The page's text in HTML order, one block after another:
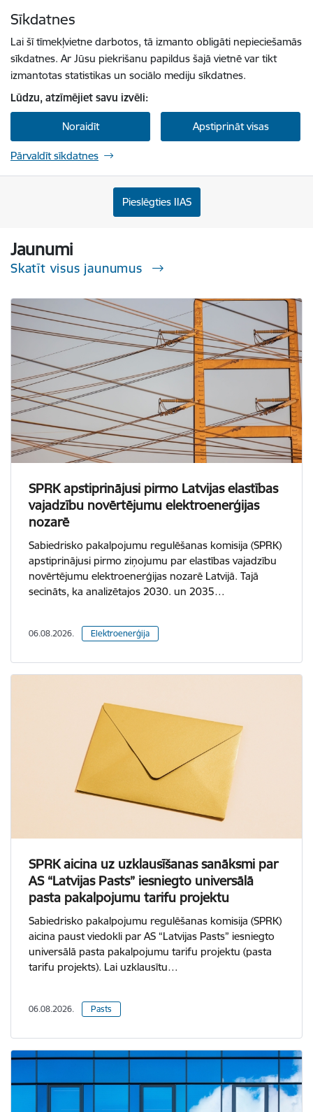
Sīkdatnes
Lai šī tīmekļvietne darbotos, tā izmanto obligāti nepieciešamās
sīkdatnes. Ar Jūsu piekrišanu papildus šajā vietnē var tikt
izmantotas statistikas un sociālo mediju sīkdatnes.
Lūdzu, atzīmējiet savu izvēli:
Noraidīt Apstiprināt visas
Pārvaldīt sīkdatnes
Sabiedrisko pakalpojumu regulēšanas
Pieslēgties IIAS
Jaunumi
Skatīt visus jaunumus
SPRK apstiprinājusi pirmo Latvijas elastības
vajadzību novērtējumu elektroenerģijas
nozarē
Sabiedrisko pakalpojumu regulēšanas komisija (SPRK)
apstiprinājusi pirmo ziņojumu par elastības vajadzību
novērtējumu elektroenerģijas nozarē Latvijā. Tajā
secināts, ka analizētajos 2030. un 2035…
06.08.2026. Elektroenerģija
SPRK aicina uz uzklausīšanas sanāksmi par
AS “Latvijas Pasts” iesniegto universālā
pasta pakalpojumu tarifu projektu
Sabiedrisko pakalpojumu regulēšanas komisija (SPRK)
aicina paust viedokli par AS “Latvijas Pasts” iesniegto
universālā pasta pakalpojumu tarifu projektu (pasta
tarifu projekts). Lai uzklausītu…
06.08.2026. Pasts